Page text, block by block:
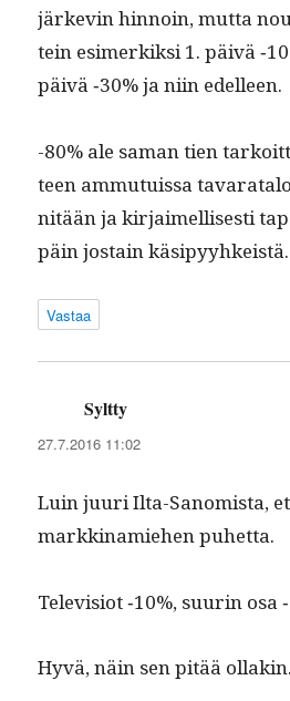
järkevin hin­noin, mut­ta
tein esimerkik­si 1. päivä
päivä ‑30% ja niin edelleen.
-80% ale saman tien
teen ammu­tuis­sa
nitään ja kir­jaimel­lis­es­ti
päin jostain käsipyyhkeistä.
Vastaa
Syltty
27.7.2016 11:02
Luin juuri Ilta-San­omista,
markki­namiehen puhetta.
Tele­vi­siot ‑10%, suurin osa
Hyvä, näin sen pitää ollakin.